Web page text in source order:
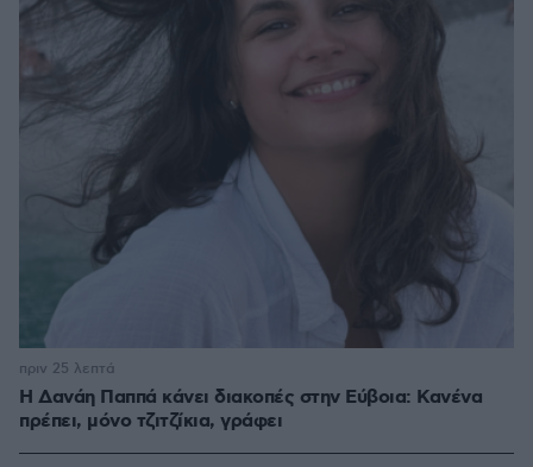
Η Δανάη Παππά κάνει διακοπές στην Εύβοια: Κανένα
πρέπει, μόνο τζιτζίκια, γράφει
πριν 25 λεπτά